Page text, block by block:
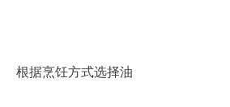
根据烹饪方式选择油